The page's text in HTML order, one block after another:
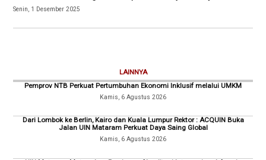
Senin, 1 Desember 2025
LAINNYA
Pemprov NTB Perkuat Pertumbuhan Ekonomi Inklusif melalui UMKM
Kamis, 6 Agustus 2026
Dari Lombok ke Berlin, Kairo dan Kuala Lumpur Rektor : ACQUIN Buka
Jalan UIN Mataram Perkuat Daya Saing Global
Kamis, 6 Agustus 2026